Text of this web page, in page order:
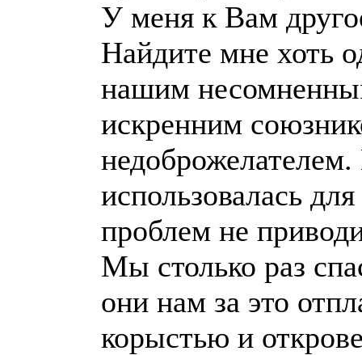
У меня к Вам
Найдите мне хоть
нашим
искренним
использовалась
проблем не
Мы столько раз
они нам за это
корыстью и